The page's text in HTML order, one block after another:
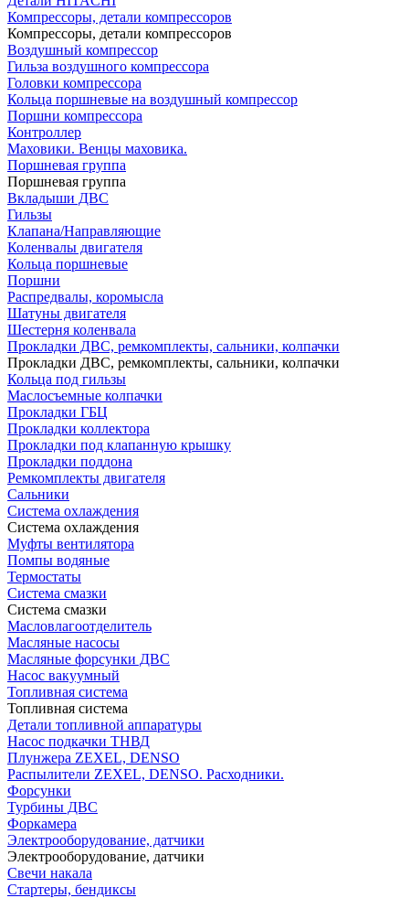
Компрессоры, детали компрессоров
Компрессоры, детали компрессоров
Воздушный компрессор
Гильза воздушного компрессора
Головки компрессора
Кольца поршневые на воздушный компрессор
Поршни компрессора
Контроллер
Маховики. Венцы маховика.
Поршневая группа
Поршневая группа
Вкладыши ДВС
Гильзы
Клапана/Направляющие
Коленвалы двигателя
Кольца поршневые
Поршни
Распредвалы, коромысла
Шатуны двигателя
Шестерня коленвала
Прокладки ДВС, ремкомплекты, сальники, колпачки
Прокладки ДВС, ремкомплекты, сальники, колпачки
Кольца под гильзы
Маслосъемные колпачки
Прокладки ГБЦ
Прокладки коллектора
Прокладки под клапанную крышку
Прокладки поддона
Ремкомплекты двигателя
Сальники
Система охлаждения
Система охлаждения
Муфты вентилятора
Помпы водяные
Термостаты
Система смазки
Система смазки
Масловлагоотделитель
Масляные насосы
Масляные форсунки ДВС
Насос вакуумный
Топливная система
Топливная система
Детали топливной аппаратуры
Насос подкачки ТНВД
Плунжера ZEXEL, DENSO
Распылители ZEXEL, DENSO. Расходники.
Форсунки
Турбины ДВС
Форкамера
Электрооборудование, датчики
Электрооборудование, датчики
Свечи накала
Стартеры, бендиксы